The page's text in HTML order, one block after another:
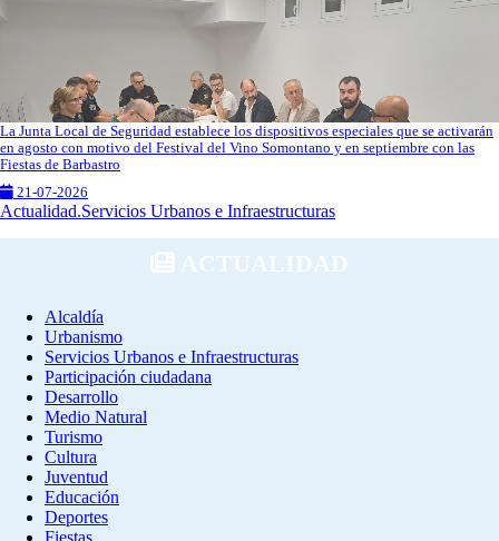
La Junta Local de Seguridad establece los dispositivos especiales que se activarán
en agosto con motivo del Festival del Vino Somontano y en septiembre con las
Fiestas de Barbastro
21-07-2026
Actualidad.Servicios Urbanos e Infraestructuras
ACTUALIDAD
Alcaldía
Urbanismo
Servicios Urbanos e Infraestructuras
Participación ciudadana
Desarrollo
Medio Natural
Turismo
Cultura
Juventud
Educación
Deportes